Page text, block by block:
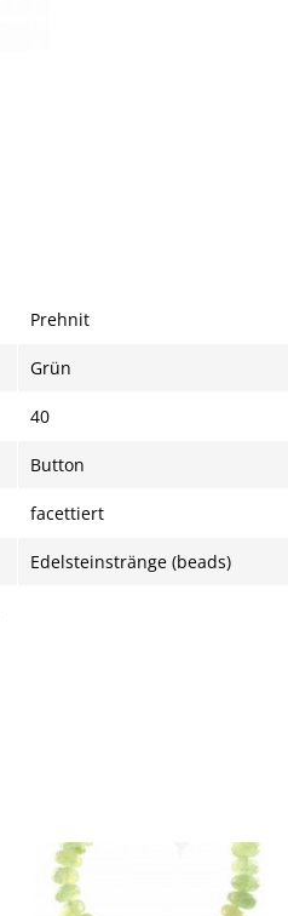
Prehnit
Grün
40
Button
facettiert
Edelsteinstränge (beads)